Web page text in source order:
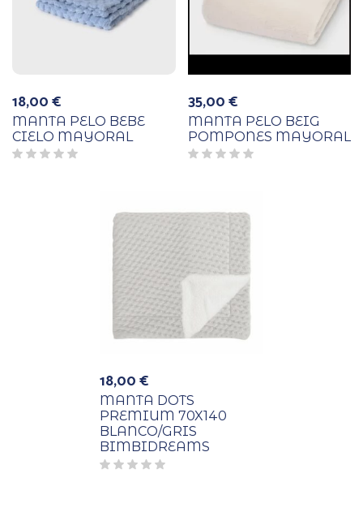
18,00€
MANTA PELO BEBE
CIELO MAYORAL
35,00€
MANTA PELO BEIG
POMPONES MAYORAL
18,00€
MANTA DOTS
PREMIUM 70X140
BLANCO/GRIS
BIMBIDREAMS